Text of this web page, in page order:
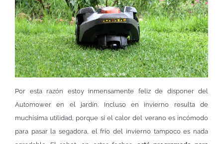
Por esta razón estoy inmensamente feliz de disponer del
Automower en el jardín. Incluso en invierno resulta de
muchísima utilidad, porque si el calor del verano es incómodo
para pasar la segadora, el frío del invierno tampoco es nada